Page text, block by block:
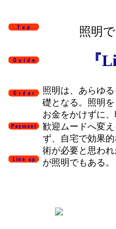
照明
『
照明は、あらゆ
礎となる。照明
お金をかけずに
歓迎ムードへ変
ず、自宅で効果
術が必要と思わ
が照明でもある。